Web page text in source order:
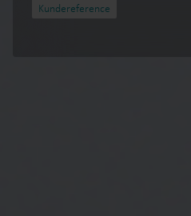
Kundereference